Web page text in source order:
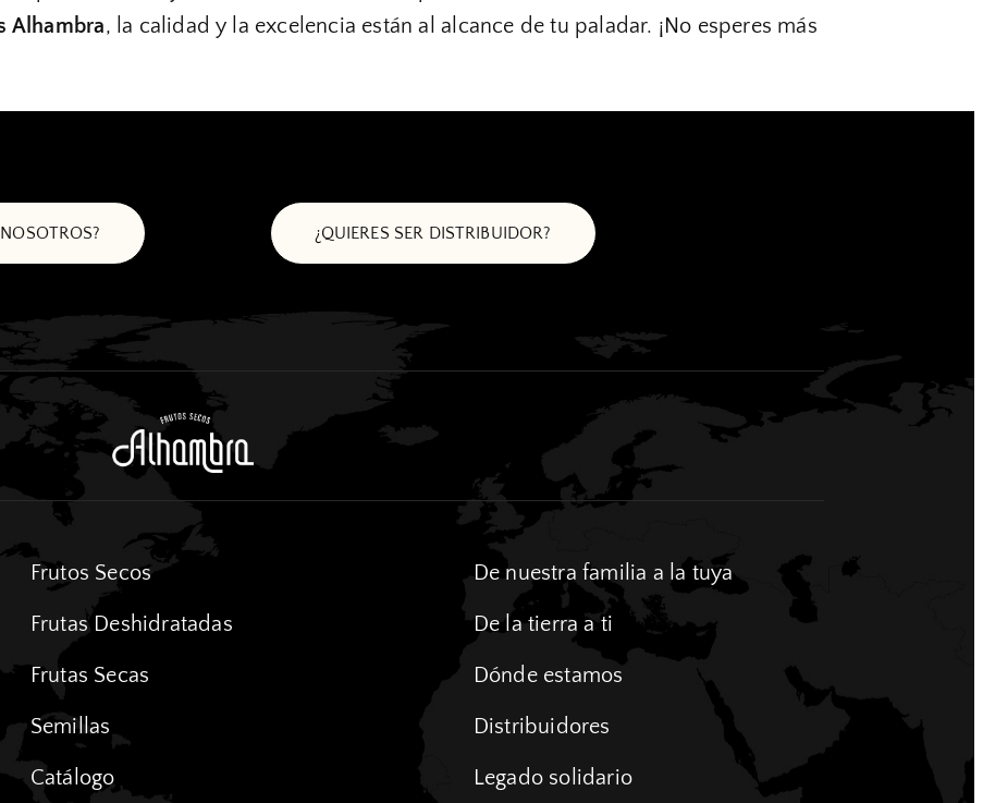
Alhambra, la calidad y la excelencia están al alcance de tu paladar. ¡No esperes más
¿QUIERES SER DISTRIBUIDOR?
Frutos Secos
Frutas Deshidratadas
Frutas Secas
Semillas
Catálogo
De nuestra familia a la tuya
De la tierra a ti
Dónde estamos
Distribuidores
Legado solidario